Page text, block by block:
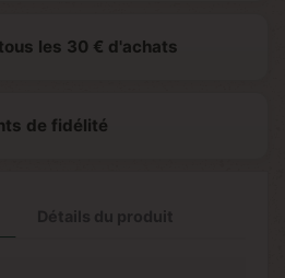
les 30 € d'achats
de fidélité